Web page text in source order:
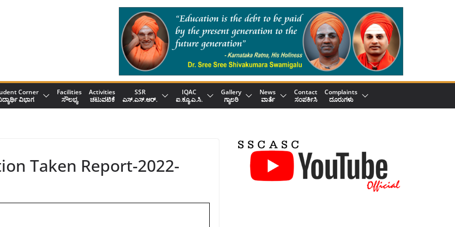
Corner
ವಿಭಾಗ
Facilities
ಸೌಲಭ್ಯ
Activities
ಚಟುವಟಿಕೆ
SSR
ಎಸ್.ಎಸ್.ಆರ್.
IQAC
ಐ.ಕ್ಯೂ.ಎ.ಸಿ.
Gallery
ಗ್ಯಾಲರಿ
News
ವಾರ್ತೆ
Contact
ಸಂಪರ್ಕಿಸಿ
Complaints
ದೂರುಗಳು
Taken Report-2022-